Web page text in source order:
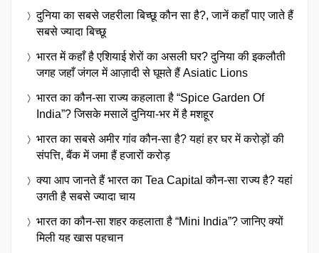
दुनिया का सबसे जहरीला बिच्छू कौन सा है?, जानें कहाँ पाए जाते हैं
सबसे ज्यादा बिच्छू
भारत में कहाँ है एशियाई शेरों का असली घर? दुनिया की इकलौती
जगह जहाँ जंगल में आज़ादी से घूमते हैं Asiatic Lions
भारत का कौन-सा राज्य कहलाता है “Spice Garden Of
India”? जिसके मसालें दुनिया-भर में है मशहूर
भारत का सबसे अमीर गांव कौन-सा है? यहां हर घर में करोड़ों की
संपत्ति, बैंक में जमा हैं हजारों करोड़
क्या आप जानते हैं भारत का Tea Capital कौन-सा राज्य है? यहां
उगती है सबसे ज्यादा चाय
भारत का कौन-सा शहर कहलाता है “Mini India”? जानिए क्यों
मिली यह खास पहचान